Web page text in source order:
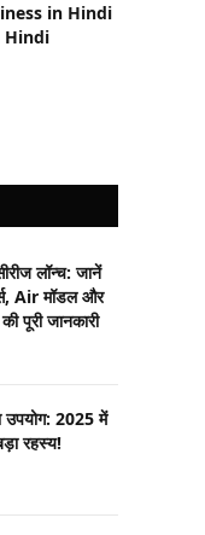
in Hindi
Hindi
लॉन्च: जानें
Air मॉडल और
पूरी जानकारी
उपयोग: 2025 में
रहस्य!